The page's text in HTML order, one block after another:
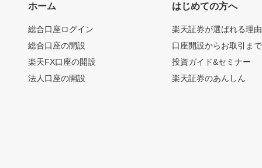
ホーム
総合口座ログイン
総合口座の開設
楽天FX口座の開設
法人口座の開設
はじめての方へ
楽天証券が選ばれる理由
口座開設からお取引ま
投資ガイド&セミナー
楽天証券のあんしん